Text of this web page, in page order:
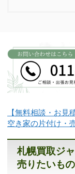
滝川不用品
【無料相談・お
空き家の片付け・
札幌買取ジ
売りたいも